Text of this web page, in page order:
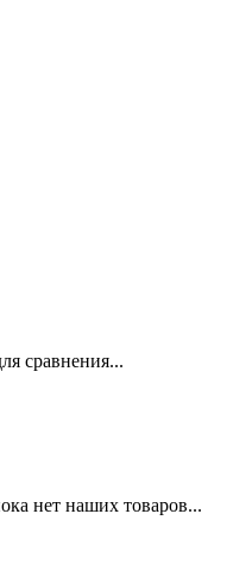
сравнения...
нет наших товаров...